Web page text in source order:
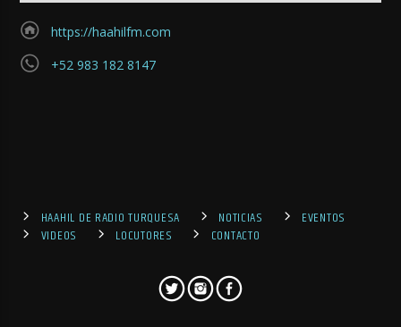
https://haahilfm.com
+52 983 182 8147
HAAHIL DE RADIO TURQUESA NOTICIAS
EVENTOS
VIDEOS
LOCUTORES CONTACTO